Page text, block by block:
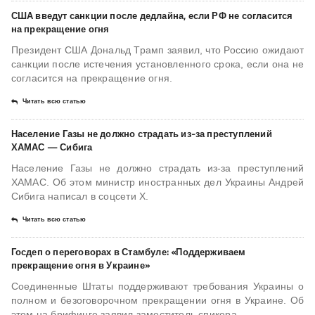
США введут санкции после дедлайна, если РФ не согласится
на прекращение огня
Президент США Дональд Трамп заявил, что Россию ожидают
санкции после истечения установленного срока, если она не
согласится на прекращение огня.
Читать всю статью
Население Газы не должно страдать из-за преступлений
ХАМАС — Сибига
Население Газы не должно страдать из-за преступлений
ХАМАС. Об этом министр иностранных дел Украины Андрей
Сибига написал в соцсети X.
Читать всю статью
Госдеп о переговорах в Стамбуле: «Поддерживаем
прекращение огня в Украине»
Соединенные Штаты поддерживают требования Украины о
полном и безоговорочном прекращении огня в Украине. Об